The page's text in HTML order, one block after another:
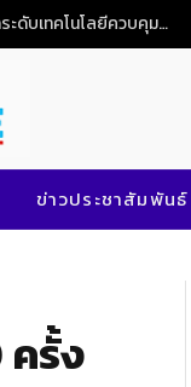
“ภัทรพงศ์” หนุน บวท. ลุยโครงการ Digital Tower ยกระดับเทคโนโลยีควบคุมจราจรทางอากาศไทย
ข่าวประชาสัมพันธ์
รั้ง